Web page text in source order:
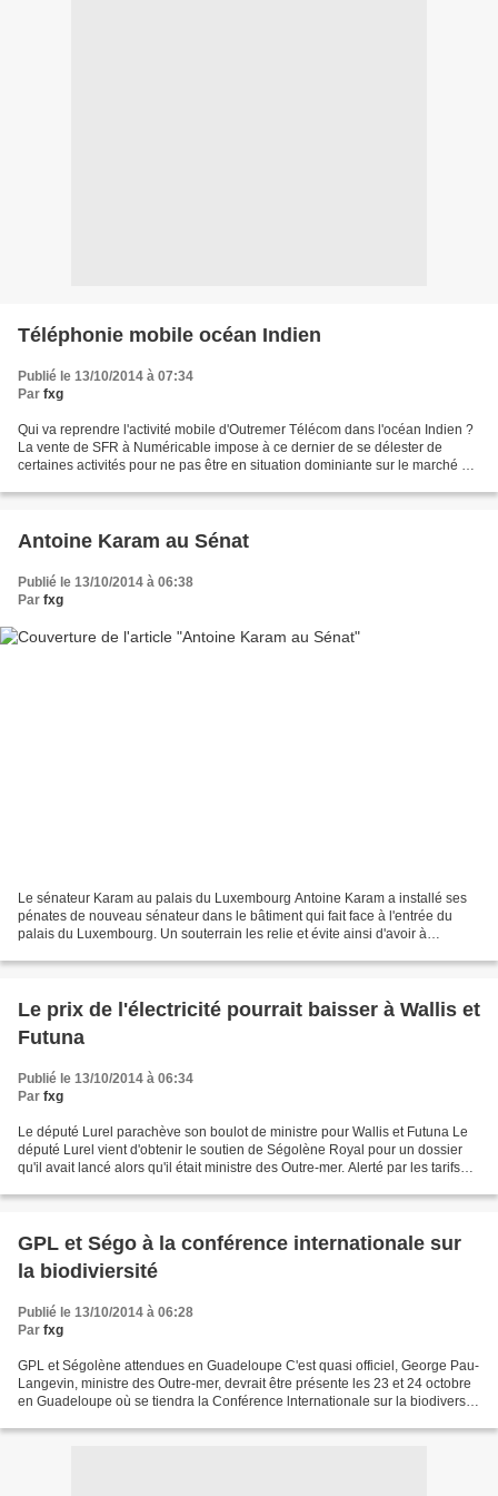
Téléphonie mobile océan Indien
Publié le 13/10/2014 à 07:34
Par fxg
Qui va reprendre l'activité mobile d'Outremer Télécom dans l'océan Indien ?
La vente de SFR à Numéricable impose à ce dernier de se délester de
certaines activités pour ne pas être en situation dominiante sur le marché de
Antoine Karam au Sénat
Publié le 13/10/2014 à 06:38
Par fxg
Le sénateur Karam au palais du Luxembourg Antoine Karam a installé ses
pénates de nouveau sénateur dans le bâtiment qui fait face à l'entrée du
palais du Luxembourg. Un souterrain les relie et évite ainsi d'avoir à
Le prix de l'électricité pourrait baisser à Wallis et
Futuna
Publié le 13/10/2014 à 06:34
Par fxg
Le député Lurel parachève son boulot de ministre pour Wallis et Futuna Le
député Lurel vient d'obtenir le soutien de Ségolène Royal pour un dossier
qu'il avait lancé alors qu'il était ministre des Outre-mer. Alerté par les tarifs
GPL et Ségo à la conférence internationale sur
la biodiviersité
Publié le 13/10/2014 à 06:28
Par fxg
GPL et Ségolène attendues en Guadeloupe C'est quasi officiel, George Pau-
Langevin, ministre des Outre-mer, devrait être présente les 23 et 24 octobre
en Guadeloupe où se tiendra la Conférence lnternationale sur la biodiversité